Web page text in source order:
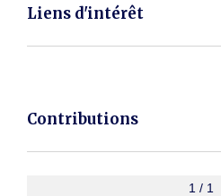
Liens d'intérêt
Contributions
1 / 1